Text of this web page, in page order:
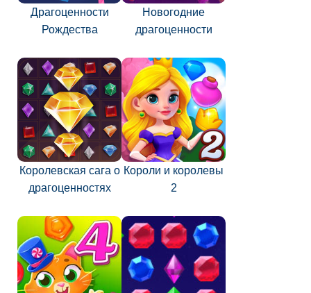
Драгоценности
Рождества
Новогодние
драгоценности
Королевская сага о
драгоценностях
Короли и королевы
2